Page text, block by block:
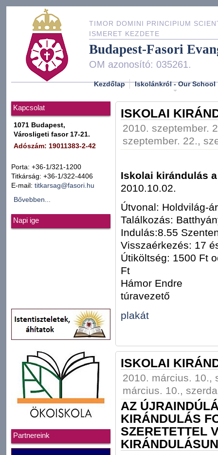
TIMOR DOMINI PRINCIPIUM
ISMERET KEZDETE
Budapest-Fasori
OM azonosító: 035261.
Kezdőlap Iskolánkról - Our School
Kapcsolat
1071 Budapest,
Városligeti fasor 17-21.
Adószám: 19011383-2-42
Porta: +36-1/321-1200
Titkárság: +36-1/322-4406
E-mail: titkarsag@fasori.hu
Bővebben...
Napi ige
Partnereink
ISKOLAI
2010. szeptember.
szeptember. 22.,
Iskolai kirándulás
2010.10.02.
Útvonal: Holdvilág-
Találkozás:
Indulás:8.55
Visszaérkezés: 17
Útiköltség: 1500 Ft
Ft
Hámor Endre
túravezető
plakát
ISKOLAI
2010. március. 10.,
március. 10.,
AZ
KIRÁNDULÁS
SZERETETTEL